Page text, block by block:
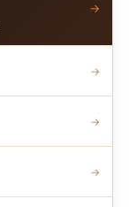
→
→
→
→